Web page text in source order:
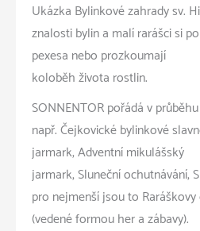
Ukázka Bylinkové zahrady sv.
znalosti bylin a malí rarášci si
pexesa nebo prozkoumají
koloběh života rostlin.
SONNENTOR pořádá v
např. Čejkovické bylinkové
jarmark, Adventní mikulášský
jarmark, Sluneční ochutnávání,
pro nejmenší jsou to
(vedené formou her a zábavy).